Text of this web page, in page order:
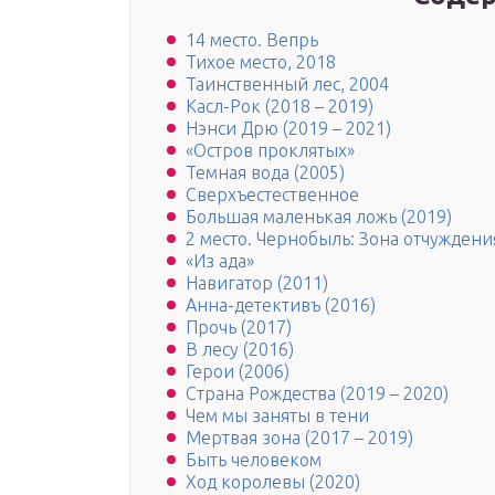
14 место. Вепрь
Тихое место, 2018
Таинственный лес, 2004
Касл-Рок (2018 – 2019)
Нэнси Дрю (2019 – 2021)
«Остров проклятых»
Темная вода (2005)
Сверхъестественное
Большая маленькая ложь (2019)
2 место. Чернобыль: Зона
«Из ада»
Навигатор (2011)
Анна-детективъ (2016)
Прочь (2017)
В лесу (2016)
Герои (2006)
Страна Рождества (2019 – 2020)
Чем мы заняты в тени
Мертвая зона (2017 – 2019)
Быть человеком
Ход королевы (2020)